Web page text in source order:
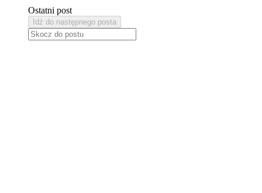
Ostatni post
Idź do następnego posta